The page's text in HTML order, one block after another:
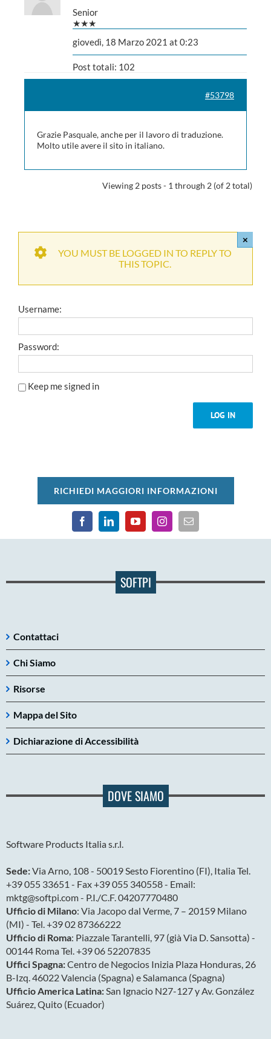
Senior
★★★
giovedì, 18 Marzo 2021 at 0:23
Post totali: 102
#53798
Grazie Pasquale, anche per il lavoro di traduzione.
Molto utile avere il sito in italiano.
Viewing 2 posts - 1 through 2 (of 2 total)
×
YOU MUST BE LOGGED IN TO REPLY TO
THIS TOPIC.
Username:
Password:
Keep me signed in
LOG IN
RICHIEDI MAGGIORI INFORMAZIONI
SOFTPI
Contattaci
Chi Siamo
Risorse
Mappa del Sito
Dichiarazione di Accessibilità
DOVE SIAMO
Software Products Italia s.r.l.
Sede:Via Arno, 108 - 50019 Sesto Fiorentino (FI), Italia Tel.
+39 055 33651 - Fax +39 055 340558 - Email:
mktg@softpi.com - P.I./C.F. 04207770480
Ufficio di Milano: Via Jacopo dal Verme, 7 – 20159 Milano
(MI) - Tel. +39 02 87366222
Ufficio di Roma: Piazzale Tarantelli, 97 (già Via D. Sansotta) -
00144 Roma Tel. +39 06 52207835
Uffici Spagna:Centro de Negocios Inizia Plaza Honduras, 26
B-Izq. 46022 Valencia (Spagna) e Salamanca (Spagna)
Ufficio America Latina:San Ignacio N27-127 y Av. González
Suárez, Quito (Ecuador)